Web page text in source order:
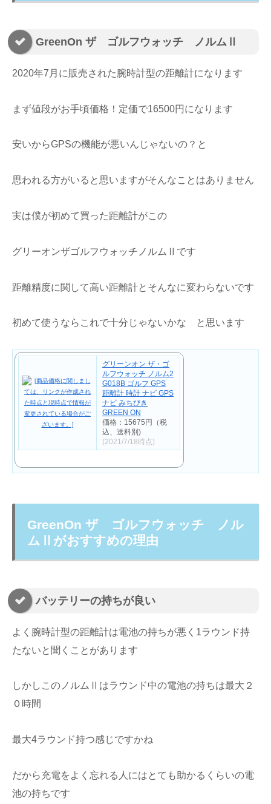
GreenOn ザ ゴルフウォッチ ノルムⅡ
2020年7月に販売された腕時計型の距離計になります
まず値段がお手頃価格！定価で16500円になります
安いからGPSの機能が悪いんじゃないの？と
思われる方がいると思いますがそんなことはありません
実は僕が初めて買った距離計がこの
グリーオンザゴルフウォッチノルムⅡです
距離精度に関して高い距離計とそんなに変わらないです
初めて使うならこれで十分じゃないかな と思います
グリーンオン ザ・ゴ
ルフウォッチ ノルム2
G018B ゴルフ GPS
距離計 時計 ナビ GPS
ナビ みちびき
GREEN ON
価格：15675円（税
込、送料別)
(2021/7/18時点)
GreenOn ザ ゴルフウォッチ ノル
ムⅡがおすすめの理由
バッテリーの持ちが良い
よく腕時計型の距離計は電池の持ちが悪く1ラウンド持
たないと聞くことがあります
しかしこのノルムⅡはラウンド中の電池の持ちは最大２
０時間
最大4ラウンド持つ感じですかね
だから充電をよく忘れる人にはとても助かるくらいの電
池の持ちです